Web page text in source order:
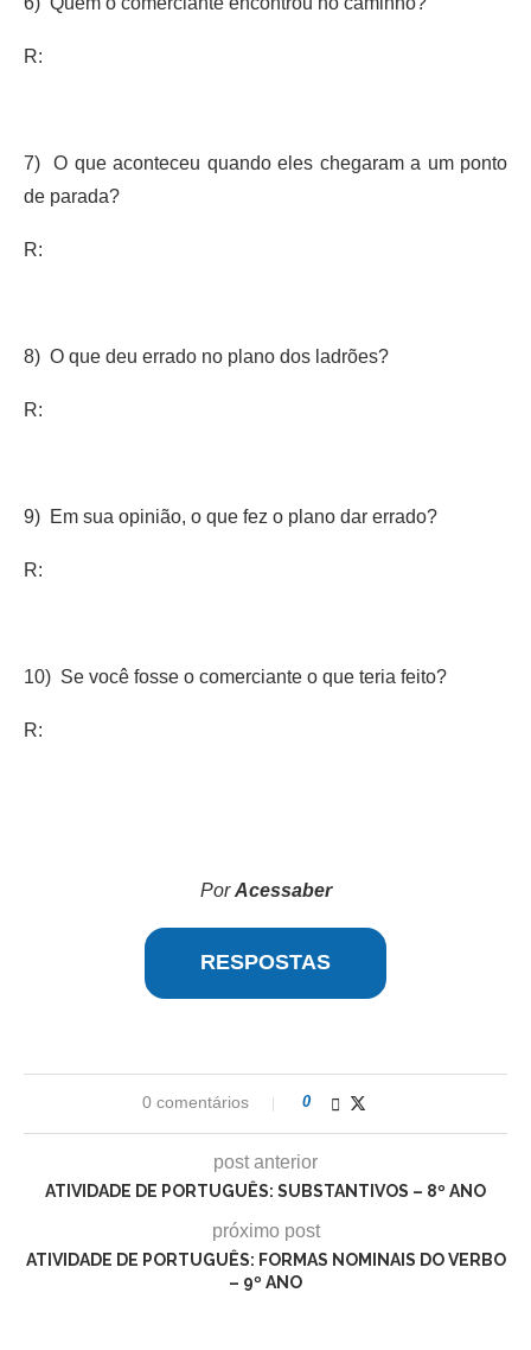
R:
7) O que aconteceu quando eles chegaram a um ponto
de parada?
R:
8) O que deu errado no plano dos ladrões?
R:
9) Em sua opinião, o que fez o plano dar errado?
R:
10) Se você fosse o comerciante o que teria feito?
R:
PorAcessaber
RESPOSTAS
0 comentários 0
post anterior
ATIVIDADE DE PORTUGUÊS: SUBSTANTIVOS – 8º ANO
próximo post
ATIVIDADE DE PORTUGUÊS: FORMAS NOMINAIS DO VERBO
– 9º ANO